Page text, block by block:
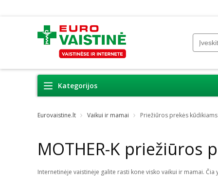
Kategorijos
Eurovaistine.lt Vaikui ir mamai Priežiūros prekės
MOTHER-K priežiūros